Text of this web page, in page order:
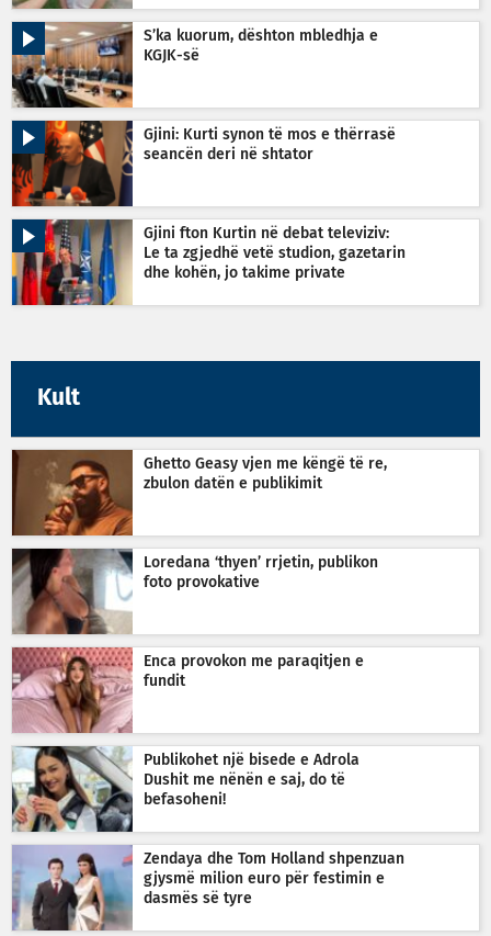
S’ka kuorum, dështon mbledhja e
KGJK-së
Gjini: Kurti synon të mos e thërrasë
seancën deri në shtator
Gjini fton Kurtin në debat televiziv:
Le ta zgjedhë vetë studion, gazetarin
dhe kohën, jo takime private
Kult
Ghetto Geasy vjen me këngë të re,
zbulon datën e publikimit
Loredana ‘thyen’ rrjetin, publikon
foto provokative
Enca provokon me paraqitjen e
fundit
Publikohet një bisede e Adrola
Dushit me nënën e saj, do të
befasoheni!
Zendaya dhe Tom Holland shpenzuan
gjysmë milion euro për festimin e
dasmës së tyre